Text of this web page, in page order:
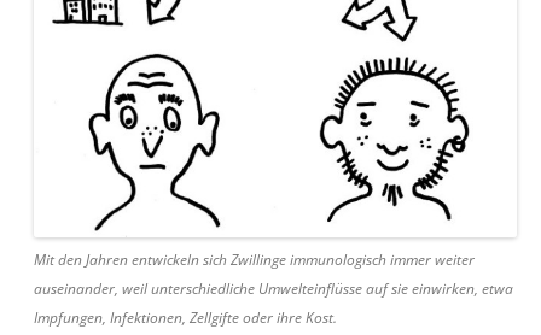
Mit den Jahren entwickeln sich Zwillinge immunologisch immer weiter
auseinander, weil unterschiedliche Umwelteinflüsse auf sie einwirken, etwa
Impfungen, Infektionen, Zellgifte oder ihre Kost.